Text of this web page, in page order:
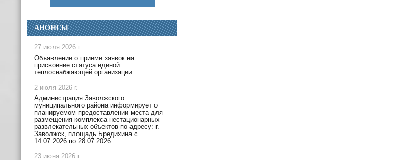
АНОНСЫ
27 июля 2026 г.
Объявление о приеме заявок на
присвоение статуса единой
теплоснабжающей организации
2 июля 2026 г.
Администрация Заволжского
муниципального района информирует о
планируемом предоставлении места для
размещения комплекса нестационарных
развлекательных объектов по адресу: г.
Заволжск, площадь Бредихина с
14.07.2026 по 28.07.2026.
23 июня 2026 г.